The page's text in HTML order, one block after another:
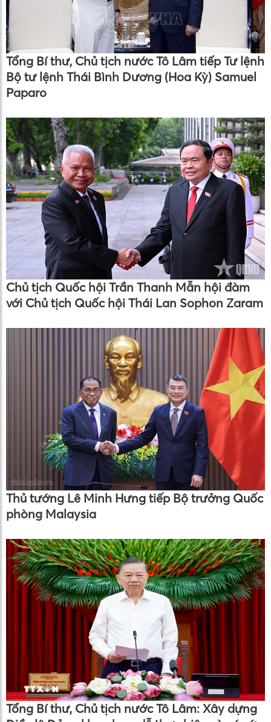
Tổng Bí thư, Chủ tịch nước Tô Lâm tiếp Tư lệnh
Bộ tư lệnh Thái Bình Dương (Hoa Kỳ) Samuel
Paparo
Chủ tịch Quốc hội Trần Thanh Mẫn hội đàm
với Chủ tịch Quốc hội Thái Lan Sophon Zaram
Thủ tướng Lê Minh Hưng tiếp Bộ trưởng Quốc
phòng Malaysia
Tổng Bí thư, Chủ tịch nước Tô Lâm: Xây dựng